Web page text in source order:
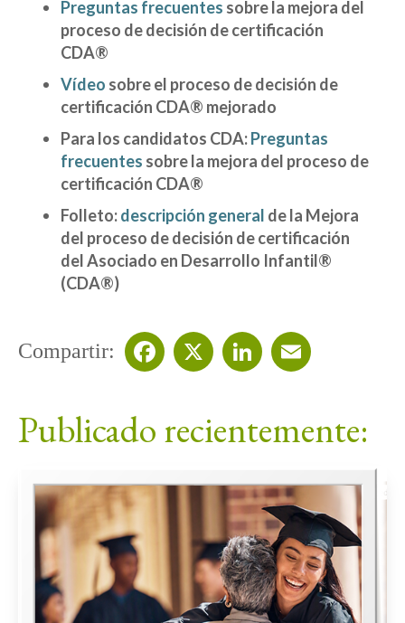
Preguntas frecuentes sobre la mejora del
proceso de decisión de certificación
CDA®
Vídeo sobreel proceso de decisión de
certificación CDA® mejorado
Para los candidatos CDA:Preguntas
frecuentes sobre la mejora del proceso de
certificación CDA®
Folleto:descripción general de la Mejora
del proceso de decisión de certificación
del Asociado en Desarrollo Infantil®
(CDA®)
Compartir:
Publicado recientemente: